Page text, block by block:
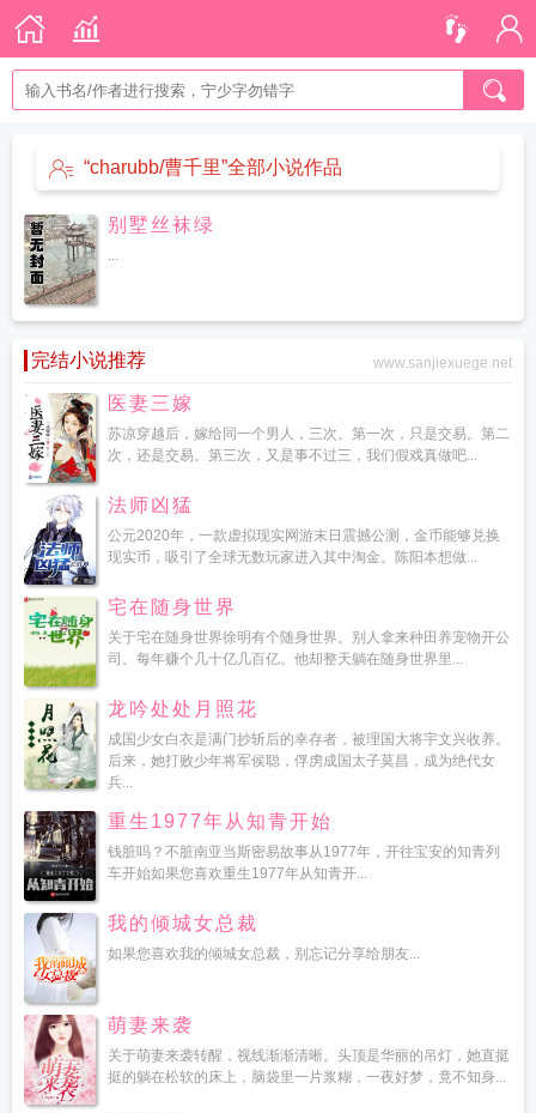
“charubb/曹千里”全部小说作品
别墅丝袜绿
...
完结小说推荐 www.sanjiexuege.net
医妻三嫁
苏凉穿越后，嫁给同一个男人，三次。第一次，只是交易。第二
次，还是交易。第三次，又是事不过三，我们假戏真做吧...
法师凶猛
公元2020年，一款虚拟现实网游末日震撼公测，金币能够兑换
现实币，吸引了全球无数玩家进入其中淘金。陈阳本想做...
宅在随身世界
关于宅在随身世界徐明有个随身世界。别人拿来种田养宠物开公
司。每年赚个几十亿几百亿。他却整天躺在随身世界里...
龙吟处处月照花
成国少女白衣是满门抄斩后的幸存者，被理国大将宇文兴收养。
后来，她打败少年将军侯聪，俘虏成国太子莫昌，成为绝代女
兵...
重生1977年从知青开始
钱脏吗？不脏南亚当斯密易故事从1977年，开往宝安的知青列
车开始如果您喜欢重生1977年从知青开...
我的倾城女总裁
如果您喜欢我的倾城女总裁，别忘记分享给朋友...
萌妻来袭
关于萌妻来袭转醒，视线渐渐清晰。头顶是华丽的吊灯，她直挺
挺的躺在松软的床上，脑袋里一片浆糊，一夜好梦，竟不知身...